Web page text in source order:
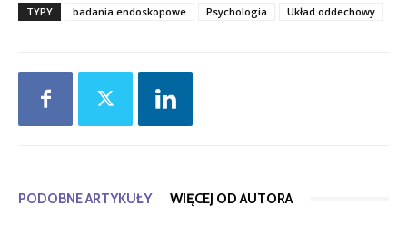
TYPY badania endoskopowe Psychologia Układ oddechowy
PODOBNE ARTYKUŁY WIĘCEJ OD AUTORA